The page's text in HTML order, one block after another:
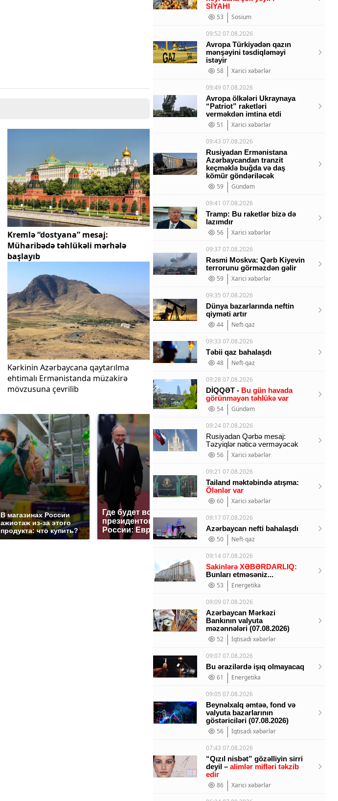
Kremlə “dostyana” mesaj:
Müharibədə təhlükəli mərhələ
başlayıb
Kərkinin Azərbaycana qaytarılma
ehtimalı Ermənistanda müzakirə
mövzusuna çevrilib
В магазинах России
ажиотаж из-за этого
продукта: что купить?
Где будет встреча
президентов США и
России: Европа?
были украдены 18
миллионов рублей
так?!
SİYAHI
53
Sosium
09:52 07.08.2026
Avropa Türkiyədən qazın
mənşəyini təsdiqləməyi
istəyir
58
Xarici xəbərlər
09:49 07.08.2026
Avropa ölkələri Ukraynaya
“Patriot” raketləri
verməkdən imtina etdi
51
Xarici xəbərlər
09:43 07.08.2026
Rusiyadan Ermənistana
Azərbaycandan tranzit
keçməklə buğda və daş
kömür göndəriləcək
59
Gündəm
09:41 07.08.2026
Tramp: Bu raketlər bizə də
lazımdır
56
Xarici xəbərlər
09:37 07.08.2026
Rəsmi Moskva: Qərb Kiyevin
terrorunu görməzdən gəlir
59
Xarici xəbərlər
09:35 07.08.2026
Dünya bazarlarında neftin
qiyməti artır
44
Neft-qaz
09:33 07.08.2026
Təbii qaz bahalaşdı
48
Neft-qaz
09:28 07.08.2026
DİQQƏT - Bu gün havada
görünməyən təhlükə var
54
Gündəm
09:24 07.08.2026
Rusiyadan Qərbə mesaj:
Təzyiqlər nəticə verməyəcək
56
Xarici xəbərlər
09:21 07.08.2026
Tailand məktəbində atışma:
Ölənlər var
60
Xarici xəbərlər
09:17 07.08.2026
Azərbaycan nefti bahalaşdı
50
Neft-qaz
09:14 07.08.2026
Sakinlərə XƏBƏRDARLIQ:
Bunları etməsəniz...
53
Energetika
09:09 07.08.2026
Azərbaycan Mərkəzi
Bankının valyuta
məzənnələri (07.08.2026)
52
İqtisadi xəbərlər
09:07 07.08.2026
Bu ərazilərdə işıq olmayacaq
61
Energetika
09:05 07.08.2026
Beynəlxalq əmtəə, fond və
valyuta bazarlarının
göstəriciləri (07.08.2026)
56
İqtisadi xəbərlər
07:43 07.08.2026
“Qızıl nisbət” gözəlliyin sirri
deyil – alimlər mifləri təkzib
edir
86
Xarici xəbərlər